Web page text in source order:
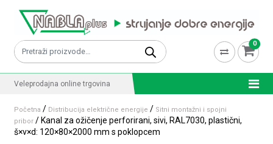
Pretraži: 0
Veleprodajna online trgovina
Početna / Distribucija električne energije / Sitni montažni i spojni
pribor / Kanal za ožičenje perforirani, sivi, RAL7030, plastični,
š×v×d: 120×80×2000 mm s poklopcem